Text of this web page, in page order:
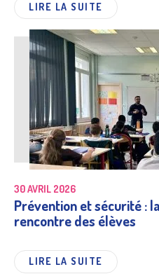
LIRE LA SUITE
30 AVRIL 2026
Prévention et sécurité :
rencontre des élèves
LIRE LA SUITE